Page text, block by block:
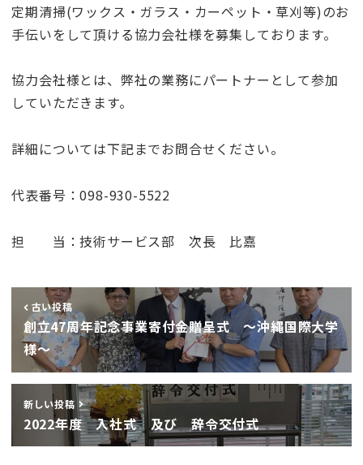
定期清掃(ワックス・ガラス・カーペット・草刈等)のお
手伝いをして頂ける協力会社様を募集しております。
協力会社様とは、弊社の業務にパートナーとして参加
していただきます。
詳細については下記までお問合せください。
代表番号：098-930-5522
担 当：技術サービス部 次長 比嘉
古い投稿
創立47周年記念事業寄付金贈呈式 ～沖縄国際大学
様～
新しい投稿
2022年度 入社式 及び 辞令交付式